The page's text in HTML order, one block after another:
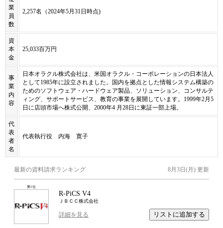
業
員
数
2,257名（2024年5月31日時点)
資
本
金
25,033百万円
事
業
内
容
日本オラクル株式会社は、米国オラクル・コーポレーションの日本法人
として1985年に設立されました。国内を拠点とした情報システム構築の
ためのソフトウェア・ハードウェア製品、ソリューション、コンサルテ
ィング、サポートサービス、教育の事業を展開しています。1999年2月5
日に店頭市場へ株式公開、2000年4 月28日に東証一部上場。
代
表
者
名
代表執行役 内海 寛子
最新の資料請求ランキング 8月3日(月) 更新
第1位
R-PiCS V4
ＪＢＣＣ株式会社
詳細を見る リストに追加する